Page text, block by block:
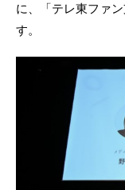
に、「テレ東ファ
す。